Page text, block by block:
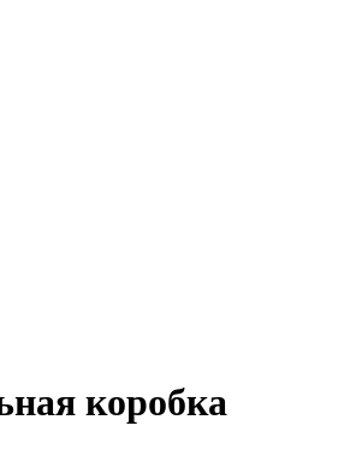
коробка